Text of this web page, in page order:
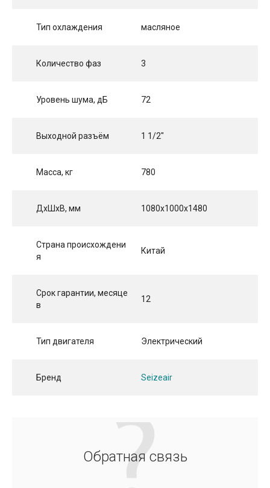
Тип охлаждения масляное
Количество фаз 3
Уровень шума, дБ 72
Выходной разъём 1 1/2"
Масса, кг 780
ДхШхВ, мм 1080x1000x1480
Страна происхождени
я
Китай
Срок гарантии, месяце
в
12
Тип двигателя Электрический
Бренд Seizeair
Обратная связь